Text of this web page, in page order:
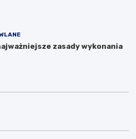
zasady wykonania